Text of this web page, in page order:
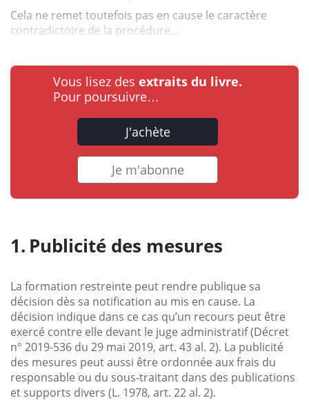
Cela ne remet toutefois pas en cause le caractère
contradictoire de la procédure...
Vous lisez des extraits du livre.
Pour poursuivre…
J'achète
Je m'abonne
Publicité des mesures
La formation restreinte peut rendre publique sa
décision dès sa notification au mis en cause. La
décision indique dans ce cas qu’un recours peut être
exercé contre elle devant le juge administratif (Décret
n° 2019-536 du 29 mai 2019, art. 43 al. 2). La publicité
des mesures peut aussi être ordonnée aux frais du
responsable ou du sous-traitant dans des publications
et supports divers (L. 1978, art. 22 al. 2).